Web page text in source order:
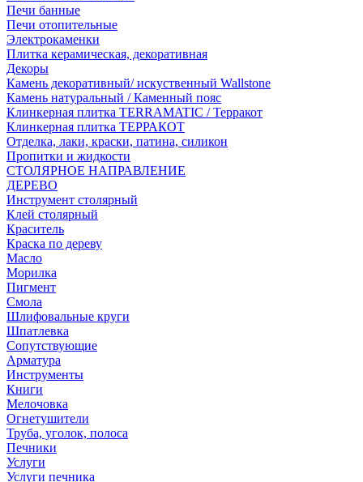
Печи банные
Печи отопительные
Электрокаменки
Плитка керамическая, декоративная
Декоры
Камень декоративный/ искуственный Wallstone
Камень натуральный / Каменный пояс
Клинкерная плитка TERRAMATIC / Терракот
Клинкерная плитка ТЕРРАКОТ
Отделка, лаки, краски, патина, силикон
Пропитки и жидкости
СТОЛЯРНОЕ НАПРАВЛЕНИЕ
ДЕРЕВО
Инструмент столярный
Клей столярный
Краситель
Краска по дереву
Масло
Морилка
Пигмент
Смола
Шлифовальные круги
Шпатлевка
Сопутствующие
Арматура
Инструменты
Книги
Мелочовка
Огнетушители
Труба, уголок, полоса
Печники
Услуги
Услуги печника